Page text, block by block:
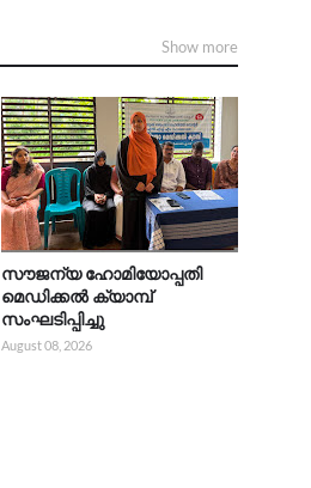
Show more
സൗജന്യ ഹോമിയോപ്പതി
മെഡിക്കൽ ക്യാമ്പ്
സംഘടിപ്പിച്ചു
August 08, 2026